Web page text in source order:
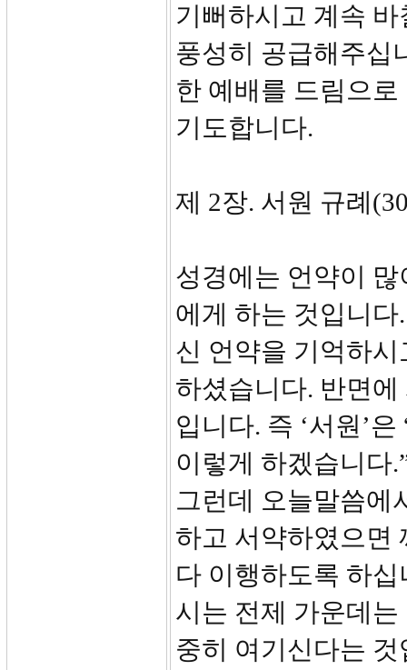
기뻐하시고 계속
풍성히 공급해주십
한 예배를 드림으
기도합니다.
제 2장. 서원 규례
성경에는 언약이
에게 하는 것입니
신 언약을 기억하
하셨습니다. 반면
입니다. 즉 ‘서원’
이렇게 하겠습니다
그런데 오늘말씀에
하고 서약하였으면
다 이행하도록 하
시는 전제 가운데
중히 여기신다는